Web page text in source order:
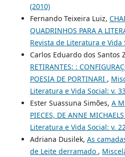
(2010)
Fernando Teixeira Luiz,
QUADRINHOS PARA A
Revista de Literatura e Vida
Carlos Eduardo dos Santos
RETIRANTES: :
POESIA DE PORTINARI ,
Literatura e Vida Social: v.
Ester Suassuna Simões, A
PIECES, DE ANNE MICHAELS
Literatura e Vida Social: v.
Adriana Dusilek, As
de Leite derramado ,